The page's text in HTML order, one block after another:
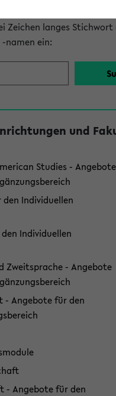
Zeichen langes Stichwort
namen ein:
und
Studies - Angebote
Individuellen
Individuellen
Zweitsprache - Angebote
- Angebote für den
- Angebote für den